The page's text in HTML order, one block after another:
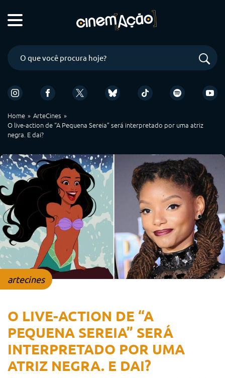
Home
ArteCines
O live-action de “A Pequena Sereia” será interpretado por uma atriz
negra. E dai?
artecines
O LIVE-ACTION DE “A
PEQUENA SEREIA” SERÁ
INTERPRETADO POR UMA
ATRIZ NEGRA. E DAI?